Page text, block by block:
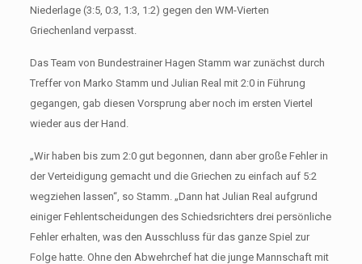
Niederlage (3:5, 0:3, 1:3, 1:2) gegen den WM-Vierten
Griechenland verpasst.
Das Team von Bundestrainer Hagen Stamm war zunächst durch
Treffer von Marko Stamm und Julian Real mit 2:0 in Führung
gegangen, gab diesen Vorsprung aber noch im ersten Viertel
wieder aus der Hand.
„Wir haben bis zum 2:0 gut begonnen, dann aber große Fehler in
der Verteidigung gemacht und die Griechen zu einfach auf 5:2
wegziehen lassen“, so Stamm. „Dann hat Julian Real aufgrund
einiger Fehlentscheidungen des Schiedsrichters drei persönliche
Fehler erhalten, was den Ausschluss für das ganze Spiel zur
Folge hatte. Ohne den Abwehrchef hat die junge Mannschaft mit